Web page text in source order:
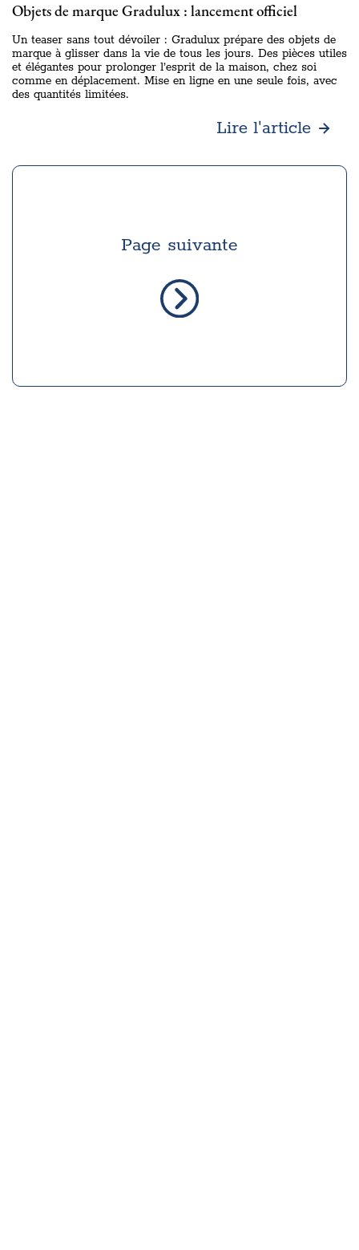
Objets de marque Gradulux : lancement officiel
Un teaser sans tout dévoiler : Gradulux prépare des objets de
marque à glisser dans la vie de tous les jours. Des pièces utiles
et élégantes pour prolonger l’esprit de la maison, chez soi
comme en déplacement. Mise en ligne en une seule fois, avec
des quantités limitées.
Lire l'article
Page suivante